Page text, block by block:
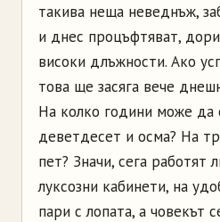
такива неща неведнъж,
и днес процъфтяват,
високи длъжности. Ако
това ще засяга вече
На колко години може да
деветдесет и осма? На
пет? Значи, сега работят
луксозни кабинети, на
пари с лопата, а човекът